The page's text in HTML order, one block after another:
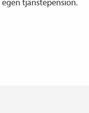
tjänste­pension.